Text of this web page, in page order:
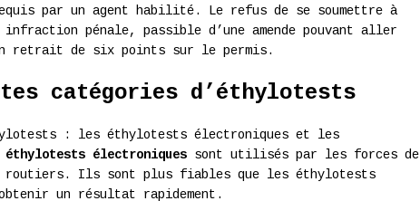
par un agent habilité. Le refus de se soumettre à
pénale, passible d’une amende pouvant aller
retrait de six points sur le permis.
catégories d’éthylotests
: les éthylotests électroniques et les
éthylotests électroniques sont utilisés par les forces de
routiers. Ils sont plus fiables que les éthylotests
un résultat rapidement.